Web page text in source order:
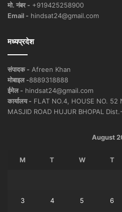
मो. नंबर - +919425258900
Email - hindsat24@gmail.com
मध्यप्रदेश
संपादक - Afreen Khan
मोबाइल -8889318888
ईमेल - hindsat24@gmail.com
कार्यालय - FLAT NO.4, HOUSE NO. 52
MASJID ROAD HUJUR BHOPAL
August
M T W T
3 4 5 6